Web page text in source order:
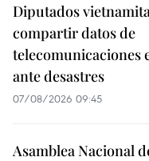
Diputados
compartir datos de
telecomunicaciones
ante desastres
07/08/2026 09:45
Asamblea Nacional